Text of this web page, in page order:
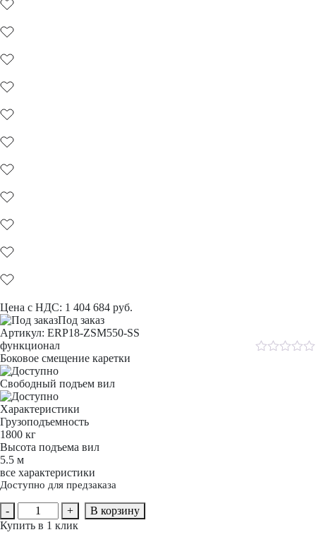
Цена с НДС: 1 404 684 руб.
Под заказ
Aртикул: ERP18-ZSM550-SS
функционал
Боковое смещение каретки
Свободный подъем вил
Характеристики
Грузоподъемность
1800 кг
Высота подъема вил
5.5 м
все характеристики
Доступно для предзаказа
-
Количество
товара
+
В корзину
Купить в 1 клик